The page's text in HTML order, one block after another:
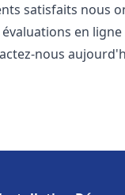
satisfaits nous
en
nous